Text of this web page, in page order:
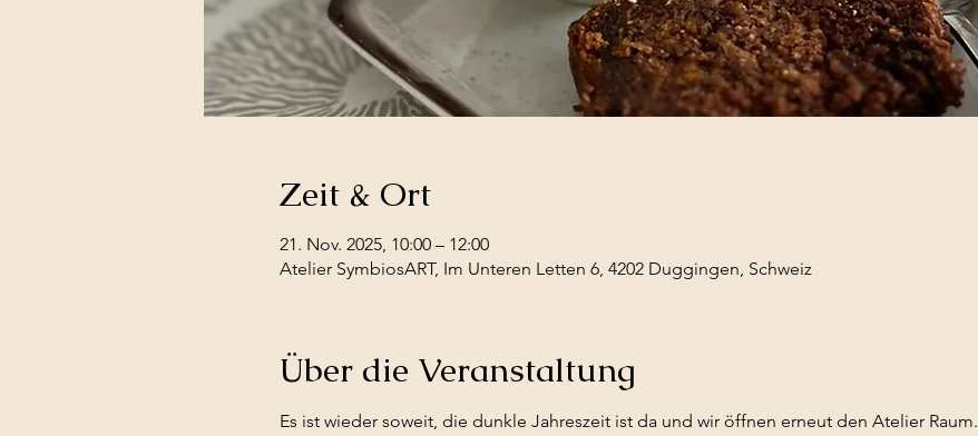
Zeit & Ort
21. Nov. 2025, 10:00 – 12:00
Atelier SymbiosART, Im Unteren Letten 6, 4202 Duggingen, Schweiz
Über die Veranstaltung
Es ist wieder soweit, die dunkle Jahreszeit ist da und wir öffnen erneut den Atelier Raum.